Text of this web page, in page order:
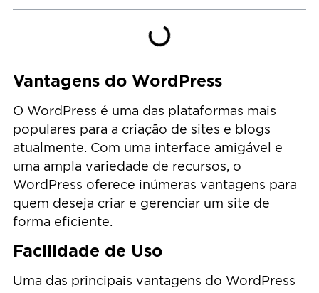
Vantagens do WordPress
O WordPress é uma das plataformas mais
populares para a criação de sites e blogs
atualmente. Com uma interface amigável e
uma ampla variedade de recursos, o
WordPress oferece inúmeras vantagens para
quem deseja criar e gerenciar um site de
forma eficiente.
Facilidade de Uso
Uma das principais vantagens do WordPress